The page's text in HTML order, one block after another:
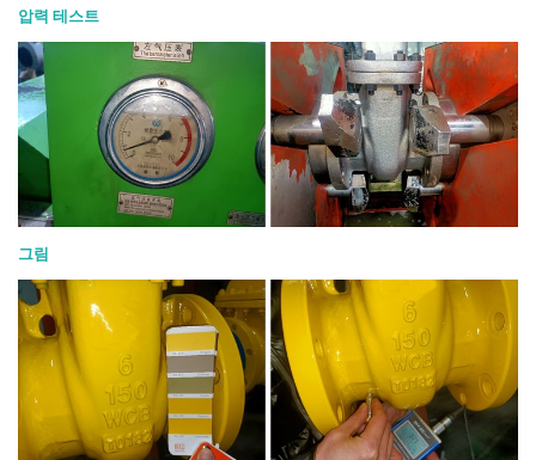
압력 테스트
그림